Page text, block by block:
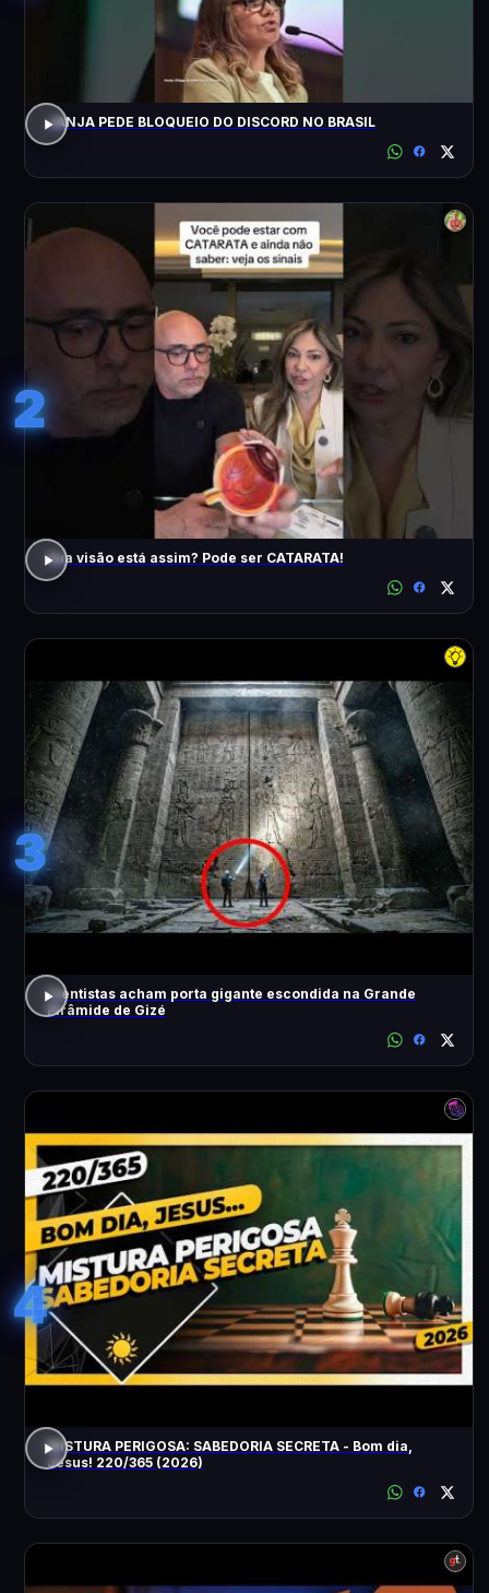
JANJA PEDE BLOQUEIO DO DISCORD NO BRASIL
2
Sua visão está assim? Pode ser CATARATA!
3
Cientistas acham porta gigante escondida na Grande
Pirâmide de Gizé
4
MISTURA PERIGOSA: SABEDORIA SECRETA - Bom dia,
Jesus! 220/365 (2026)